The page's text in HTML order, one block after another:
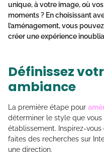
unique, à votre image, où
moments ? En choisissant
l’aménagement, vous
créer une expérience
Définissez
ambiance
La première étape pour
déterminer le style que
établissement. Inspirez-
faites des recherches sur
une direction.